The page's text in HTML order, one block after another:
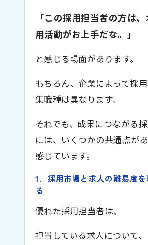
「この採用担当者の方は
用活動がお上手だな。」
と感じる場面があります。
もちろん、企業によって採
集職種は異なります。
それでも、成果につながる
には、いくつかの共通点が
感じています。
1．採用市場と求人の難易度
る
優れた採用担当者は、
担当している求人について、